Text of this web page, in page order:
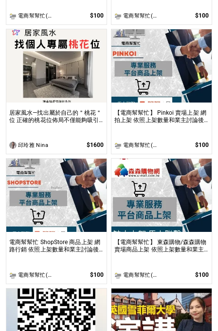
電商幫幫忙(電商平台代營運/電商上架/運營策略/網路行銷) $100 電商幫幫忙(電商平台代營運/電商上架/運營策略/網路行銷) $100
居家風水—找出屬於自己的＂桃花＂
位 正確的桃花位佈局不僅能夠吸引
邱玲雅 Nina $1600
【電商幫幫忙】 Pinkoi 賣場上架 網
拍上架 依照上架數量和業主討論後
電商幫幫忙(電商平台代營運/電商上架/運營策略/網路行銷) $100
電商幫幫忙 ShopStore 商品上架 網
路行銷 依照上架數量和業主討論後
電商幫幫忙(電商平台代營運/電商上架/運營策略/網路行銷) $100
【電商幫幫忙】 東森購物/森森購物
賣場商品上架 依照上架數量和業主
電商幫幫忙(電商平台代營運/電商上架/運營策略/網路行銷) $100